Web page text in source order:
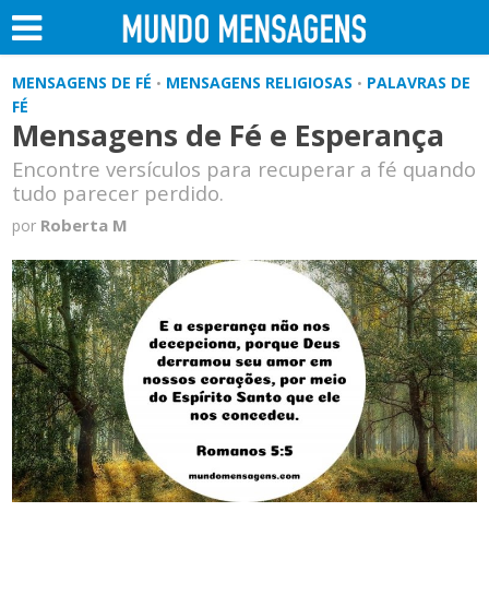
MENSAGENS DE FÉ • MENSAGENS RELIGIOSAS • PALAVRAS DE
FÉ
Mensagens de Fé e Esperança
Encontre versículos para recuperar a fé quando
tudo parecer perdido.
por Roberta M